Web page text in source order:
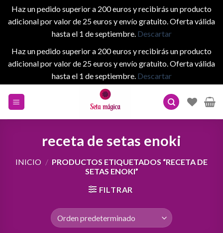
Haz un pedido superior a 200 euros y recibirás un producto
adicional por valor de 25 euros y envío gratuito. Oferta válida
hasta el 1 de septiembre. Descartar
Haz un pedido superior a 200 euros y recibirás un producto
adicional por valor de 25 euros y envío gratuito. Oferta válida
hasta el 1 de septiembre. Descartar
receta de setas enoki
INICIO / PRODUCTOS ETIQUETADOS “RECETA DE
SETAS ENOKI”
FILTRAR